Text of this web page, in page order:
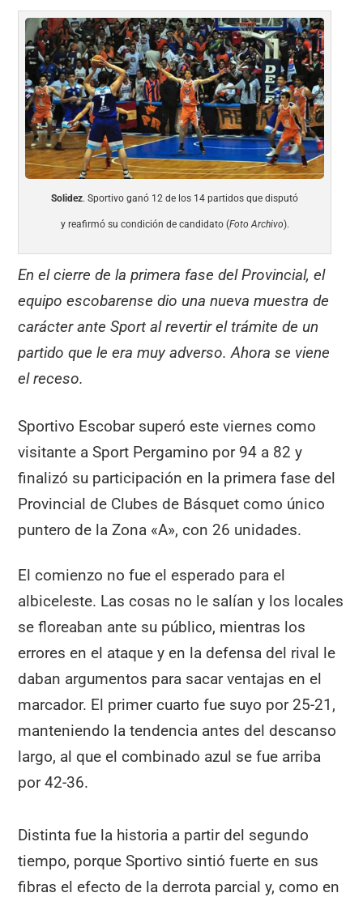
Solidez. Sportivo ganó 12 de los 14 partidos que disputó
y reafirmó su condición de candidato (Foto Archivo).
En el cierre de la primera fase del Provincial, el
equipo escobarense dio una nueva muestra de
carácter ante Sport al revertir el trámite de un
partido que le era muy adverso. Ahora se viene
el receso.
Sportivo Escobar superó este viernes como
visitante a Sport Pergamino por 94 a 82 y
finalizó su participación en la primera fase del
Provincial de Clubes de Básquet como único
puntero de la Zona «A», con 26 unidades.
El comienzo no fue el esperado para el
albiceleste. Las cosas no le salían y los locales
se floreaban ante su público, mientras los
errores en el ataque y en la defensa del rival le
daban argumentos para sacar ventajas en el
marcador. El primer cuarto fue suyo por 25-21,
manteniendo la tendencia antes del descanso
largo, al que el combinado azul se fue arriba
por 42-36.
Distinta fue la historia a partir del segundo
tiempo, porque Sportivo sintió fuerte en sus
fibras el efecto de la derrota parcial y, como en